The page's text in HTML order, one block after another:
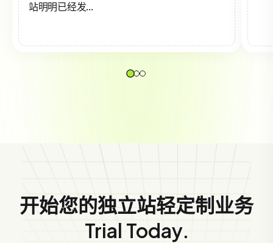
站明明已经发...
开始您的独立站轻定制业务
Trial Today.